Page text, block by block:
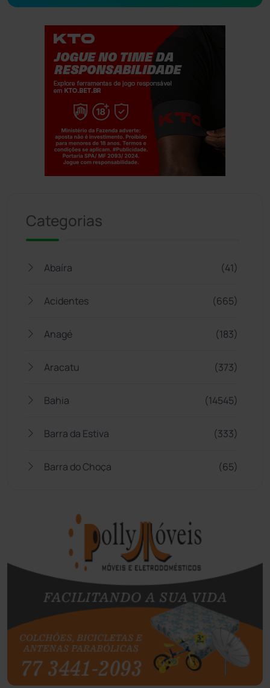
Categorias
Abaíra (41)
Acidentes (665)
Anagé (183)
Aracatu (373)
Bahia (14545)
Barra da Estiva (333)
Barra do Choça (65)
Bom Jesus da Lapa
Boquira
Botuporã (72)
Brasil (7680)
Brumado (31958)